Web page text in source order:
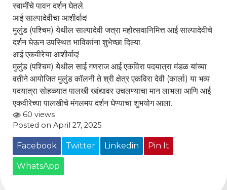
स्वामींचे पावन दर्शन घेतले.
आई साल्पादेवीचा आशीर्वाद!
मुलुंड (पश्चिम) येथील साल्पादेवी जत्रा महोत्सवानिमित्त आई साल्पादेवीचे
दर्शन घेऊन उपस्थित भाविकांना शुभेच्छा दिल्या.
आई एकवीरेचा आशीर्वाद!
मुलुंड (पश्चिम) येथील साई गणराज आई एकविरा पदयात्रा मंडळ यांच्या
वतीने आयोजित मुलुंड कॉलनी ते श्री क्षेत्र एकविरा देवी (कार्ला) या भव्य
पदयात्रा सोहळ्यात पालखी खांद्यावर उचलण्याचा मान लाभला आणि आई
एकवीरेच्या पालखीचे मंगलमय दर्शन घेण्याचा शुभयोग आला.
60 views
Posted on April 27, 2025
Facebook Twitter Linkedin Pin It
WhatsApp